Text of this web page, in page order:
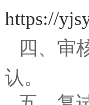
https://
四、审
认。